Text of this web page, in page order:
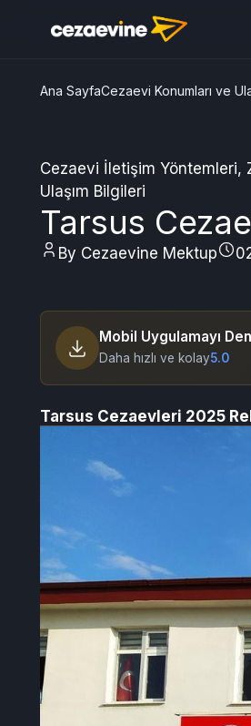
Ana SayfaCezaevi Konumları ve
Cezaevi İletişim Yöntemleri,
Ulaşım Bilgileri
Tarsus
By Cezaevine Mektup
Mobil Uygulamayı
Daha hızlı ve kolay5.0
Tarsus Cezaevleri 2025